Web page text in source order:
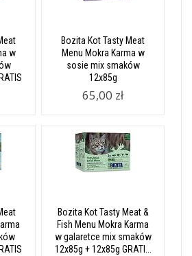
w
Bozita Kot Tasty Meat
Menu Mokra Karma w
sosie mix smaków
12x85g
65,00 zł
Bozita Kot Tasty Meat &
Fish Menu Mokra Karma
w galaretce mix smaków
12x85g + 12x85g GRATI...